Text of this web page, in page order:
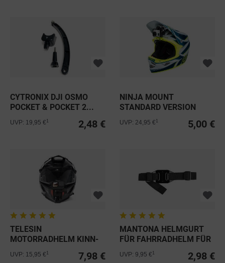
CYTRONIX DJI OSMO
POCKET & POCKET 2...
2,48 €
UVP: 19,95 €
NINJA MOUNT
STANDARD VERSION
5,00 €
UVP: 24,95 €
TELESIN
MOTORRADHELM KINN-
HALTERUNG V2
7,98 €
UVP: 15,95 €
MANTONA HELMGURT
FÜR FAHRRADHELM FÜR
ACTIONKAMERAS
2,98 €
UVP: 9,95 €